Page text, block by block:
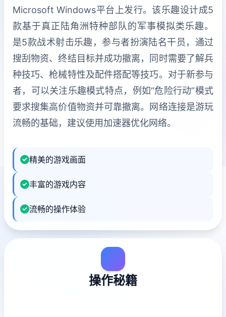
Microsoft Windows平台上发行。该乐趣设计成5
款基于真正陆角洲特种部队的军事模拟类乐趣。
是5款战术射击乐趣，参与者扮演陆名干员，通过
搜刮物资、终结目标并成功撤离，同时需要了解兵
种技巧、枪械特性及配件搭配等技巧。对于新参与
者，可以关注乐趣模式特点，例如“危险行动”模式
要求搜集高价值物资并可靠撤离。网络连接是游玩
流畅的基础，建议使用加速器优化网络。
精美的游戏画面
丰富的游戏内容
流畅的操作体验
操作秘籍